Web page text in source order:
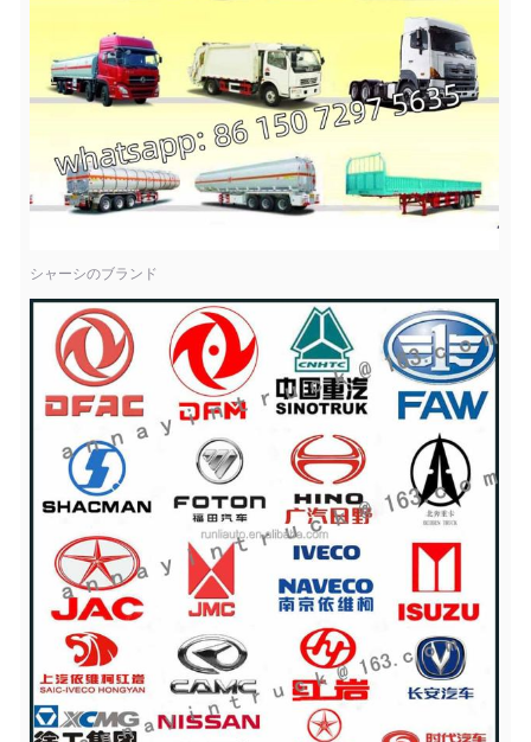
シャーシのブランド